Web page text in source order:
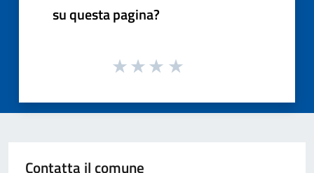
su questa pagina?
Contatta il comune